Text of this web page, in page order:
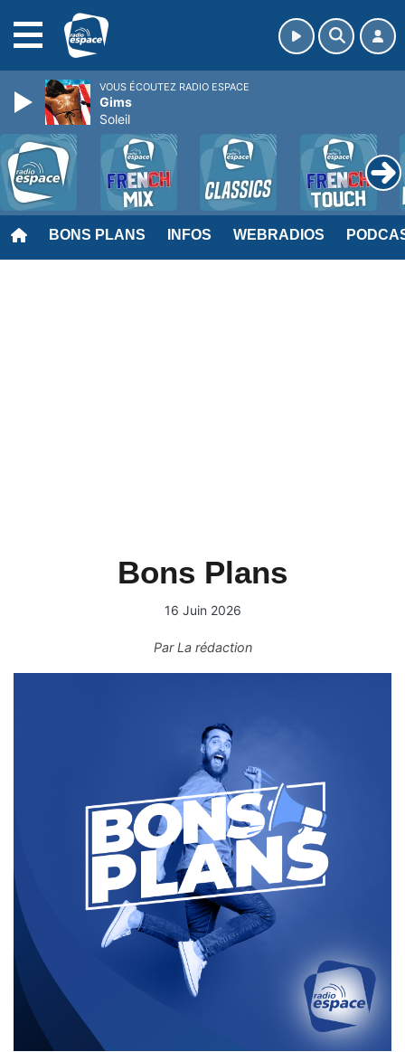
BONS PLANS INFOS WEBRADIOS
Bons Plans
16 Juin 2026
ParLa rédaction
VOUS ÉCOUTEZ RADIO ESPACE
Gims
Soleil